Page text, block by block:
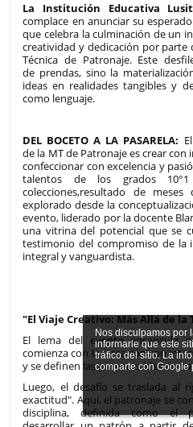
Nos disculpamos por
informarle que este
tráfico del sitio. La
La Institución Educativa
complace en anunciar su
que celebra la culminación de un
creatividad y dedicación por parte
Técnica de Patronaje. Este
de prendas, sino la
ideas en realidades tangibles y
como lenguaje.
DEL BOCETO A LA PASARELA:
de la MT de Patronaje es crear
confeccionar con excelencia y
talentos de los grados
colecciones,resultado de
explorado desde la
evento, liderado por la docente
una vitrina del potencial que se
testimonio del compromiso de la
integral y vanguardista.
"El Viaje Creativo: Más Allá de
El lema del evento encapsula
comienza con la "creación con
y se definen las primeras ideas en
Luego, el desafío se traslada al
exactitud". Aquí, el patronaje se
disciplina, definida como el